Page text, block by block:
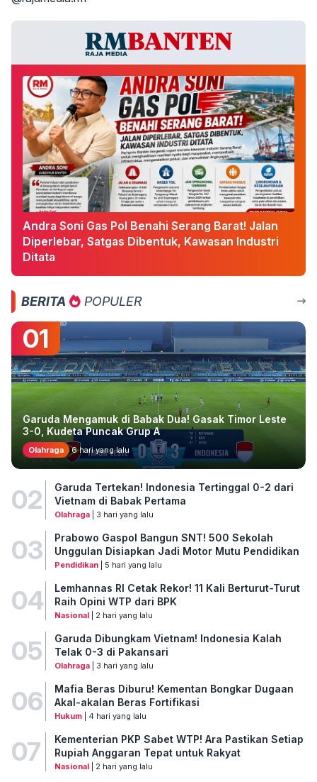
Andra Soni Gas Pol Benahi Serang Barat! Jalan
Diperlebar, Satgas Dibentuk, Kawasan Industri
Ditata
BERITA POPULER
01
Garuda Mengamuk di Babak Dua! Gasak Timor Leste
3-0, Kudeta Puncak Grup A
Olahraga 6 hari yang lalu
02
Garuda Tertekan! Indonesia Tertinggal 0-2 dari
Vietnam di Babak Pertama
Olahraga| 3 hari yang lalu
03
Prabowo Gaspol Bangun SNT! 500 Sekolah
Unggulan Disiapkan Jadi Motor Mutu Pendidikan
Pendidikan| 5 hari yang lalu
04
Lemhannas RI Cetak Rekor! 11 Kali Berturut-Turut
Raih Opini WTP dari BPK
Nasional| 2 hari yang lalu
05
Garuda Dibungkam Vietnam! Indonesia Kalah
Telak 0-3 di Pakansari
Olahraga| 3 hari yang lalu
06
Mafia Beras Diburu! Kementan Bongkar Dugaan
Akal-akalan Beras Fortifikasi
Hukum| 4 hari yang lalu
07
Kementerian PKP Sabet WTP! Ara Pastikan Setiap
Rupiah Anggaran Tepat untuk Rakyat
Nasional| 2 hari yang lalu